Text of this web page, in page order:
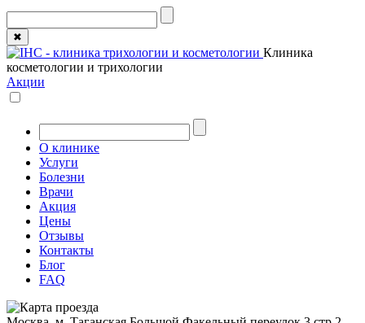
✖
Клиника
косметологии и трихологии
Акции
О клинике
Услуги
Болезни
Врачи
Акция
Цены
Отзывы
Контакты
Блог
FAQ